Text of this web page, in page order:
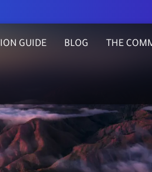
THE
BLOG
GUIDE